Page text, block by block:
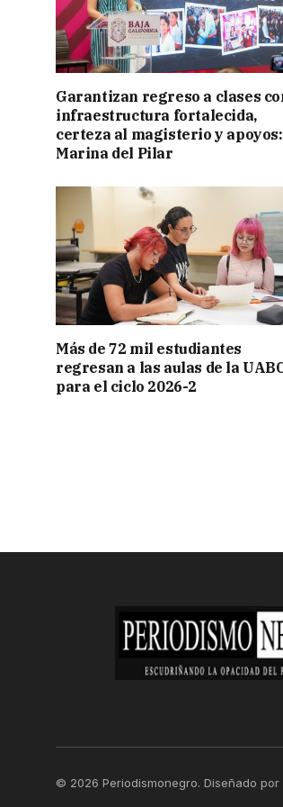
Garantizan regreso a clases
infraestructura fortalecida,
certeza al magisterio y apoyos:
Marina del Pilar
Más de 72 mil estudiantes
regresan a las aulas de la
para el ciclo 2026-2
© 2026 Periodismonegro. Diseñado por